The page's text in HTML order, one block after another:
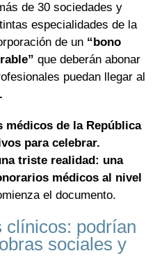
de 30 sociedades y
especialidades de la
de un “bono
que deberán abonar
puedan llegar al
médicos de la República
para celebrar.
triste realidad: una
médicos al nivel
el documento.
clínicos: podrían
sociales y